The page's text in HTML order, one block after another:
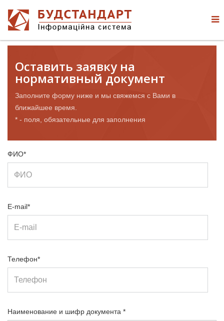
Оставить заявку на
нормативный документ
Заполните форму ниже и мы свяжемся с Вами в
ближайшее время.
* - поля, обязательные для заполнения
ФИО*
E-mail*
Телефон*
Наименование и шифр документа *